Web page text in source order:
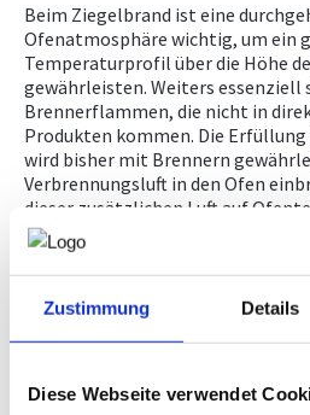
Zustimmung Details
Diese Webseite verwendet
Beim Ziegelbrand ist eine
Ofenatmosphäre wichtig, um ein
Temperaturprofil über die Höhe
gewährleisten. Weiters essenziell
Brennerflammen, die nicht in
Produkten kommen. Die
wird bisher mit Brennern
Verbrennungsluft in den Ofen
dieser zusätzlichen Luft auf
energetischen Nachteil dar, da im
ausreichend Luft für den
durch entsprechende
wird.
Umweltschutz in der